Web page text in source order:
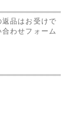
品はお受けで
わせフォーム